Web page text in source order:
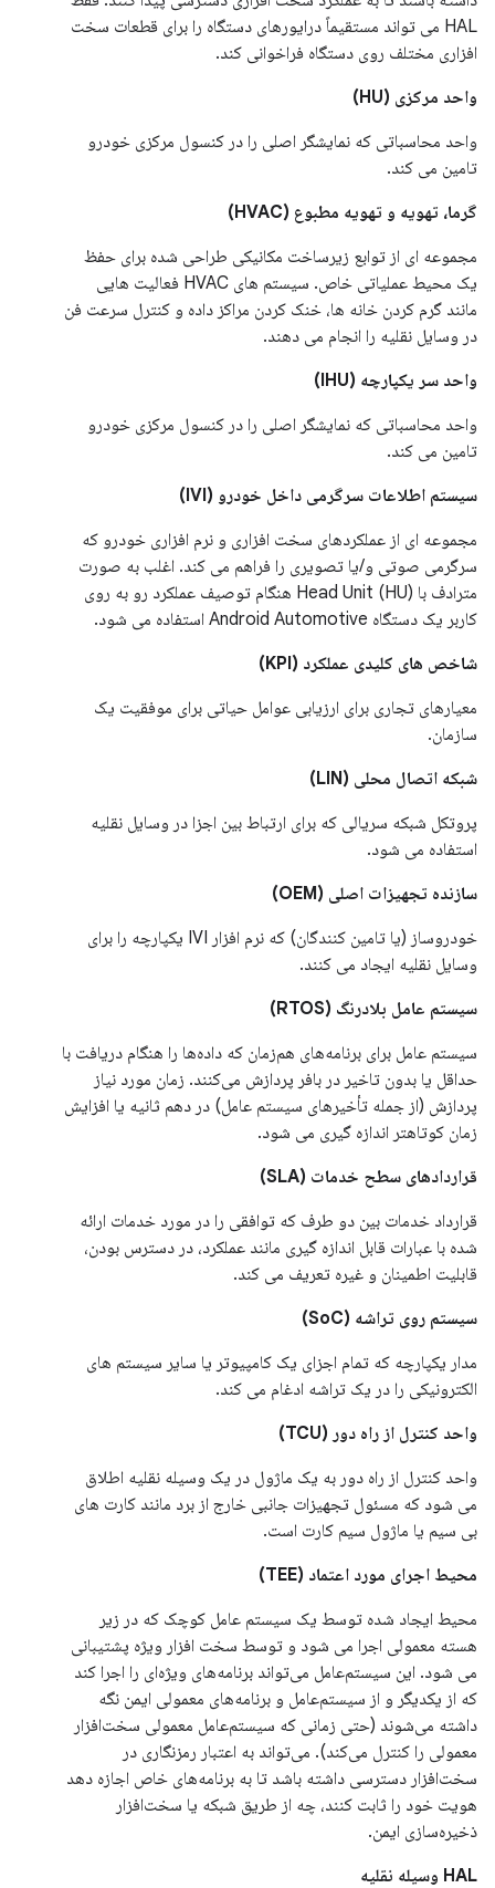
HAL می تواند مستقیماً درایورهای دستگاه را برای قطعات سخت
افزاری مختلف روی دستگاه فراخوانی کند.
واحد مرکزی (HU)
واحد محاسباتی که نمایشگر اصلی را در کنسول مرکزی خودرو
تامین می کند.
گرما، تهویه و تهویه مطبوع (HVAC)
مجموعه ای از توابع زیرساخت مکانیکی طراحی شده برای حفظ
یک محیط عملیاتی خاص. سیستم های HVAC فعالیت هایی
مانند گرم کردن خانه ها، خنک کردن مراکز داده و کنترل سرعت فن
در وسایل نقلیه را انجام می دهند.
واحد سر یکپارچه (IHU)
واحد محاسباتی که نمایشگر اصلی را در کنسول مرکزی خودرو
تامین می کند.
سیستم اطلاعات سرگرمی داخل خودرو (IVI)
مجموعه ای از عملکردهای سخت افزاری و نرم افزاری خودرو که
سرگرمی صوتی و/یا تصویری را فراهم می کند. اغلب به صورت
مترادف با Head Unit (HU) هنگام توصیف عملکرد رو به روی
کاربر یک دستگاه Android Automotive استفاده می شود.
شاخص های کلیدی عملکرد (KPI)
معیارهای تجاری برای ارزیابی عوامل حیاتی برای موفقیت یک
سازمان.
شبکه اتصال محلی (LIN)
پروتکل شبکه سریالی که برای ارتباط بین اجزا در وسایل نقلیه
استفاده می شود.
سازنده تجهیزات اصلی (OEM)
خودروساز (یا تامین کنندگان) که نرم افزار IVI یکپارچه را برای
وسایل نقلیه ایجاد می کنند.
سیستم عامل بلادرنگ (RTOS)
سیستم عامل برای برنامه‌های هم‌زمان که داده‌ها را هنگام دریافت با
حداقل یا بدون تاخیر در بافر پردازش می‌کنند. زمان مورد نیاز
پردازش (از جمله تأخیرهای سیستم عامل) در دهم ثانیه یا افزایش
زمان کوتاهتر اندازه گیری می شود.
قراردادهای سطح خدمات (SLA)
قرارداد خدمات بین دو طرف که توافقی را در مورد خدمات ارائه
شده با عبارات قابل اندازه گیری مانند عملکرد، در دسترس بودن،
قابلیت اطمینان و غیره تعریف می کند.
سیستم روی تراشه (SoC)
مدار یکپارچه که تمام اجزای یک کامپیوتر یا سایر سیستم های
الکترونیکی را در یک تراشه ادغام می کند.
واحد کنترل از راه دور (TCU)
واحد کنترل از راه دور به یک ماژول در یک وسیله نقلیه اطلاق
می شود که مسئول تجهیزات جانبی خارج از برد مانند کارت های
بی سیم یا ماژول سیم کارت است.
محیط اجرای مورد اعتماد (TEE)
محیط ایجاد شده توسط یک سیستم عامل کوچک که در زیر
هسته معمولی اجرا می شود و توسط سخت افزار ویژه پشتیبانی
می شود. این سیستم‌عامل می‌تواند برنامه‌های ویژه‌ای را اجرا کند
که از یکدیگر و از سیستم‌عامل و برنامه‌های معمولی ایمن نگه
داشته می‌شوند (حتی زمانی که سیستم‌عامل معمولی سخت‌افزار
معمولی را کنترل می‌کند). می‌تواند به اعتبار رمزنگاری در
سخت‌افزار دسترسی داشته باشد تا به برنامه‌های خاص اجازه دهد
هویت خود را ثابت کنند، چه از طریق شبکه یا سخت‌افزار
ذخیره‌سازی ایمن.
HAL وسیله نقلیه